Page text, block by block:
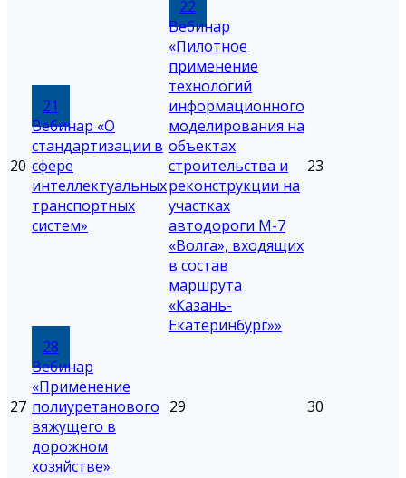
20
21
Вебинар «О
стандартизации в
сфере
интеллектуальных
транспортных
систем»
22
Вебинар
«Пилотное
применение
технологий
информационного
моделирования на
объектах
строительства и
реконструкции на
участках
автодороги М-7
«Волга», входящих
в состав
маршрута
«Казань-
Екатеринбург»»
23
27
28
Вебинар
«Применение
полиуретанового
вяжущего в
дорожном
хозяйстве»
29 30